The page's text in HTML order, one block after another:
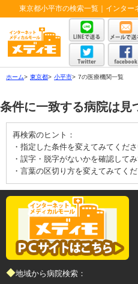
東京都小平市の検索一覧｜インタ
ホーム> 東京都> 小平市> 7の医療機関一覧
条件に一致する病院は見
再検索のヒント：
・指定した条件を変えてみてくださ
・誤字・脱字がないかを確認してみ
・言葉の区切り方を変えてみてくだ
◆地域から病院検索：